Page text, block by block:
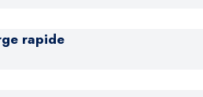
rapide